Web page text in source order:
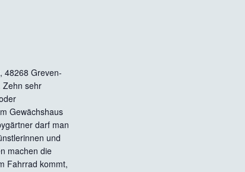
48268 Greven-
Zehn sehr
Gewächshaus
darf man
und
machen die
Fahrrad kommt,